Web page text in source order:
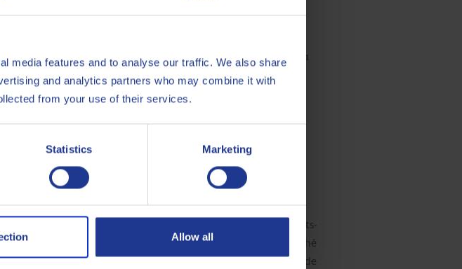
media features and to analyse our traffic. We also share
and analytics partners who may combine it with
from your use of their services.
Statistics Marketing
Allow all
Petroleum pour l’Europe, explique :
et capacités de production extrêmement optimisées, va
de Q8Oils dans le secteur des lubrifiants en Europe, et
entier. »
ajoute :
pour stocker le carburant et les lubrifiants importés des États-
ont joué un rôle essentiel dans notre succès sur le marché
d’une stratégie globale, visant à réaliser les ambitions de